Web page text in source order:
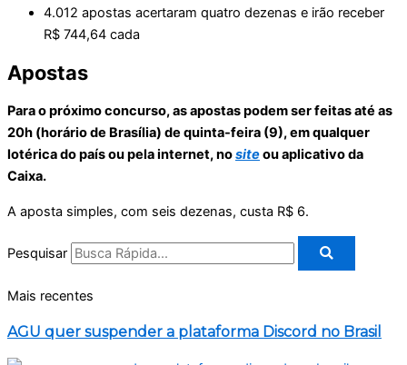
4.012 apostas acertaram quatro dezenas e irão receber
R$ 744,64 cada
Apostas
Para o próximo concurso, as apostas podem ser feitas até as
20h (horário de Brasília) de quinta-feira (9), em qualquer
lotérica do país ou pela internet, nositeou aplicativo da
Caixa.
A aposta simples, com seis dezenas, custa R$ 6.
Pesquisar
Mais recentes
AGU quer suspender a plataforma Discord no Brasil